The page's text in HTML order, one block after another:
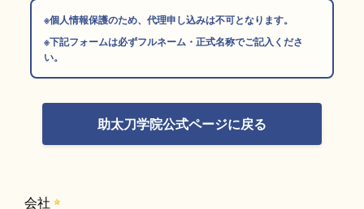
※個人情報保護のため、代理申し込みは不可となります。
※下記フォームは必ずフルネーム・正式名称でご記入くださ
い。
助太刀学院公式ページに戻る
会社